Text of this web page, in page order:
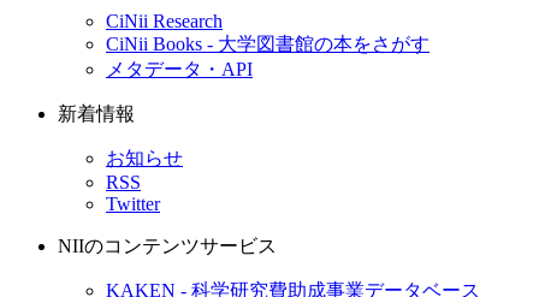
CiNii Research
CiNii Books - 大学図書館の本をさがす
メタデータ・API
新着情報
お知らせ
RSS
Twitter
NIIのコンテンツサービス
KAKEN - 科学研究費助成事業データベース